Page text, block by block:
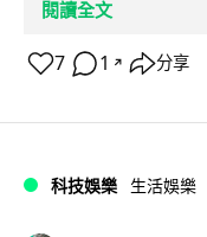
閱讀全文
7 1 ↗ 分享
科技娛樂 生活娛樂